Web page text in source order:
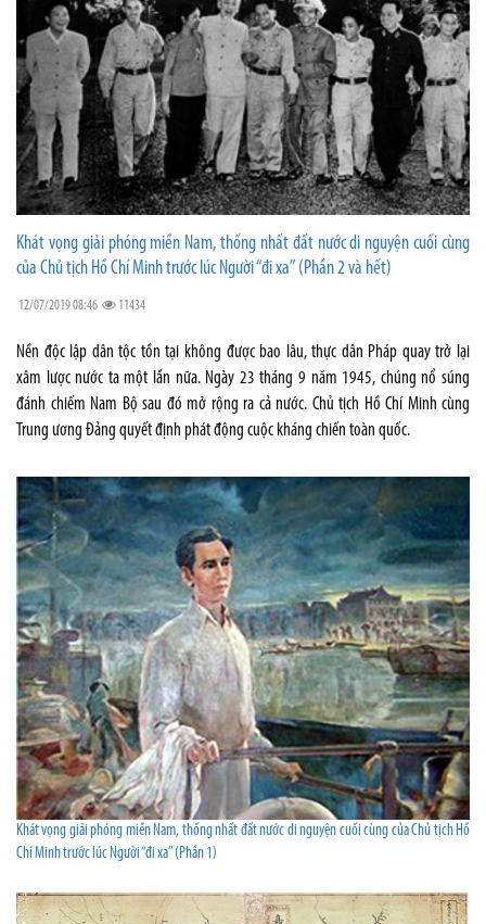
Khát vọng giải phóng miền Nam, thống nhất đất nước di nguyện cuối cùng
của Chủ tịch Hồ Chí Minh trước lúc Người “đi xa” (Phần 2 và hết)
12/07/2019 08:46 11434
Nền độc lập dân tộc tồn tại không được bao lâu, thực dân Pháp quay trở lại
xâm lược nước ta một lần nữa. Ngày 23 tháng 9 năm 1945, chúng nổ súng
đánh chiếm Nam Bộ sau đó mở rộng ra cả nước. Chủ tịch Hồ Chí Minh cùng
Trung ương Đảng quyết định phát động cuộc kháng chiến toàn quốc.
Khát vọng giải phóng miền Nam, thống nhất đất nước di nguyện cuối cùng của Chủ tịch Hồ
Chí Minh trước lúc Người “đi xa” (Phần 1)